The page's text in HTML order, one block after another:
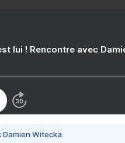
lui ! Rencontre avec
Damien Witecka